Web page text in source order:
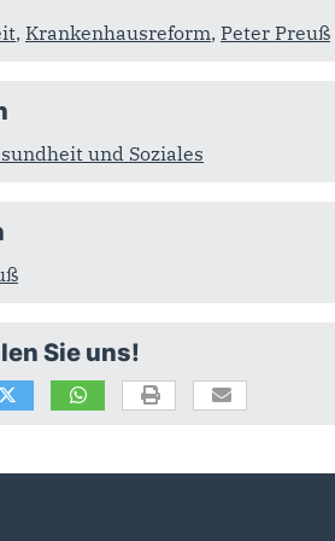
, Krankenhausreform, Peter Preuß
und Soziales
Sie uns!